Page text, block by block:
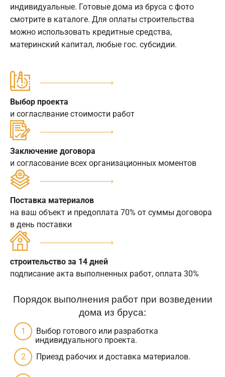
индивидуальные. Готовые дома из бруса с фото
смотрите в каталоге. Для оплаты строительства
можно использовать кредитные средства,
материнский капитал, любые гос. субсидии.
Выбор проекта
и согласлвание стоимости работ
Заключение договора
и согласование всех организационных моментов
Поставка материалов
на ваш объект и предоплата 70% от суммы договора
в день поставки
строительство за 14 дней
подписание акта выполненных работ, оплата 30%
Порядок выполнения работ при возведении
дома из бруса:
Выбор готового или разработка
индивидуального проекта.
Приезд рабочих и доставка материалов.